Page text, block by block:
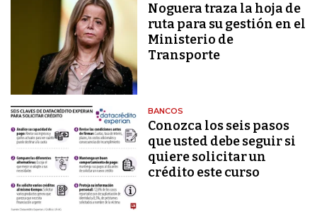
Noguera traza la hoja de
ruta para su gestión en el
Ministerio de
Transporte
BANCOS
Conozca los seis pasos
que usted debe seguir si
quiere solicitar un
crédito este curso